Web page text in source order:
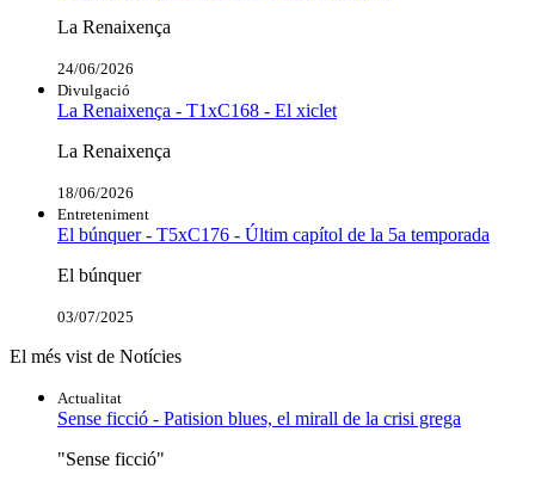
La Renaixença
24/06/2026
Divulgació
La Renaixença - T1xC168 - El xiclet
La Renaixença
18/06/2026
Entreteniment
El búnquer - T5xC176 - Últim capítol de la 5a temporada
El búnquer
03/07/2025
El més vist de Notícies
Actualitat
Sense ficció - Patision blues, el mirall de la crisi grega
"Sense ficció"